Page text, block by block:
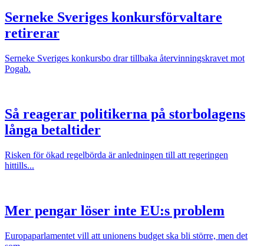
Serneke Sveriges konkursförvaltare
retirerar
Serneke Sveriges konkursbo drar tillbaka återvinningskravet mot
Pogab.
Så reagerar politikerna på storbolagens
långa betaltider
Risken för ökad regelbörda är anledningen till att regeringen
hittills...
Mer pengar löser inte EU:s problem
Europaparlamentet vill att unionens budget ska bli större, men det